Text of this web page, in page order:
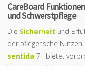
CareBoard
und Schwerstpflege
Die Sicherheit und
der pflegerische Nutzen
sentida 7-i bietet